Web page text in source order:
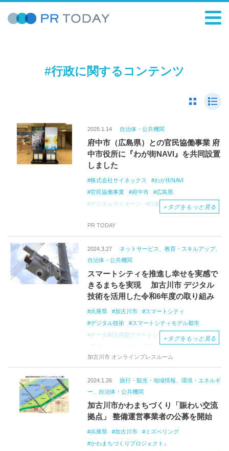
#行政に関するコンテンツ
2025.1.14 自治体・公共機関
府中市（広島県）との官民協働事業 府
中市役所に『わが街NAVI』を共同設置
しました
株式会社サイネックス
わが街NAVI
官民協働事業
府中市
広島県
デジタルサイネージ
行政 観光 地域
＋ タグをもっと見る
PR TODAY
2024.3.27
ネットサービス、教育・スキルアップ、
自治体・公共機関
スマートシティを推進し幸せを実感で
きるまちを実現 加古川市 デジタル
技術を活用した令和6年度の取り組み
兵庫県 加古川市
スマートシティ
デジタル技術
スマートシティモデル都市
データ利活用型スマートシティ推進事業
日本初の取り組み
ワンコイン浸水センサ
行政情報ダッシュボード
見守りタグ検知アプリ
保育士の負担軽減
子育て環境を整備
ＩＣＴ教育
ハイブリッド型通信環境
地域BWA
シェアサイクル かこてらす
＋ タグをもっと見る
加古川市 オンラインプレスルーム
2024.1.26
旅行・観光・地域情報、環境・エネルギ
ー、自治体・公共機関
加古川市かわまちづくり「賑わい交流
拠点」 整備運営事業者の公募を開始
兵庫県 加古川市
ミズベリング
かわまちづくりプロジェクト』